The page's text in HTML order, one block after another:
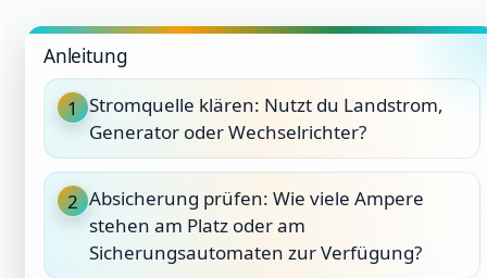
Anleitung
1 Stromquelle klären: Nutzt du Landstrom,
Generator oder Wechselrichter?
2 Absicherung prüfen: Wie viele Ampere
stehen am Platz oder am
Sicherungsautomaten zur Verfügung?